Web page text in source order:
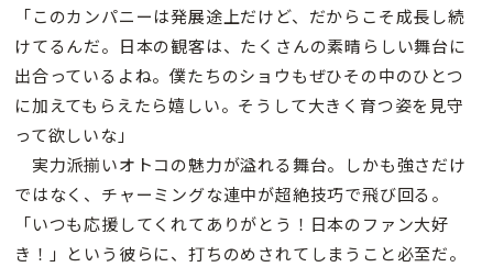
「このカンパニーは発展途上だけど、だからこそ成長し続
けてるんだ。日本の観客は、たくさんの素晴らしい舞台に
出合っているよね。僕たちのショウもぜひその中のひとつ
に加えてもらえたら嬉しい。そうして大きく育つ姿を見守
って欲しいな」
実力派揃いオトコの魅力が溢れる舞台。しかも強さだけ
ではなく、チャーミングな連中が超絶技巧で飛び回る。
「いつも応援してくれてありがとう！日本のファン大好
き！」という彼らに、打ちのめされてしまうこと必至だ。